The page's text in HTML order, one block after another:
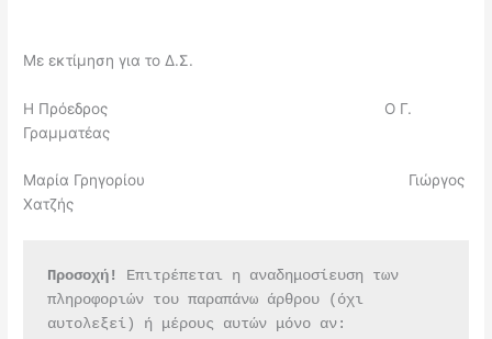
Με εκτίμηση για το Δ.Σ.
Η Πρόεδρος Ο Γ.
Γραμματέας
Μαρία Γρηγορίου Γιώργος
Χατζής
Προσοχή!
Επιτρέπεται η αναδημοσίευση των
πληροφοριών του παραπάνω άρθρου (όχι
αυτολεξεί) ή μέρους αυτών μόνο αν: